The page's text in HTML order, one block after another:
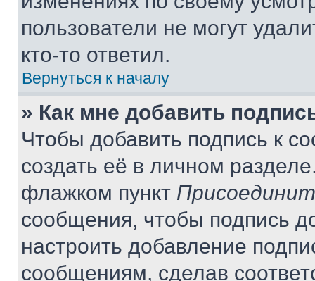
пользователи не могут
кто-то ответил.
Вернуться к началу
» Как мне добавить
Чтобы добавить подпись к
создать её в личном
флажком пункт
сообщения, чтобы подпись
настроить добавление
сообщениям, сделав